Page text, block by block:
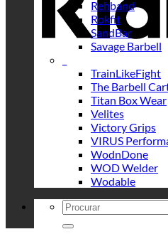
Rehband
Rokfit
SandBar
Savage Barbell
TrainLikeFight
The Barbell
Titan Box Wear
Velites
Victory Grips
VIRUS
WodnDone
WOD Welder
Wodable
Search
for: